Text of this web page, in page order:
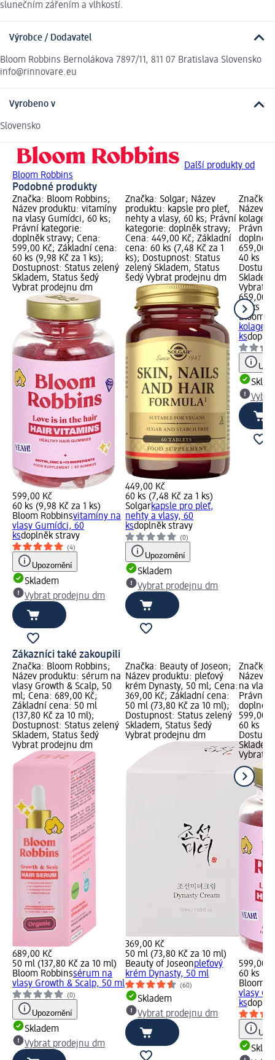
slunečním zářením a vlhkostí.
Výrobce / Dodavatel
Bloom Robbins Bernolákova 7897/11, 811 07 Bratislava Slovensko
info@rinnovare.eu
Vyrobeno v
Slovensko
Další produkty od
Bloom Robbins
Podobné produkty
Značka: Bloom Robbins;
Název produktu: vitamíny
na vlasy Gumídci, 60 ks;
Právní kategorie:
doplněk stravy; Cena:
599,00 Kč; Základní cena:
60 ks (9,98 Kč za 1 ks);
Dostupnost: Status zelený
Skladem, Status šedý
Vybrat prodejnu dm
599,00 Kč
60 ks (9,98 Kč za 1 ks)
Bloom Robbinsvitamíny na
vlasy Gumídci, 60
ksdoplněk stravy
(4)
Upozornění
Skladem
Vybrat prodejnu dm
Značka: Solgar; Název
produktu: kapsle pro pleť,
nehty a vlasy, 60 ks; Právní
kategorie: doplněk stravy;
Cena: 449,00 Kč; Základní
cena: 60 ks (7,48 Kč za 1
ks); Dostupnost: Status
zelený Skladem, Status
šedý Vybrat prodejnu dm
449,00 Kč
60 ks (7,48 Kč za 1 ks)
Solgarkapsle pro pleť,
nehty a vlasy, 60
ksdoplněk stravy
(0)
Upozornění
Skladem
Vybrat prodejnu dm
Značka:
Název
Právní
doplněk
659,00
40 ks
Vybrat
659,00
40 ks
Bloom
ks
Zákazníci také zakoupili
Značka: Bloom Robbins;
Název produktu: sérum na
vlasy Growth & Scalp, 50
ml; Cena: 689,00 Kč;
Základní cena: 50 ml
(137,80 Kč za 10 ml);
Dostupnost: Status zelený
Skladem, Status šedý
Vybrat prodejnu dm
689,00 Kč
50 ml (137,80 Kč za 10 ml)
Bloom Robbinssérum na
vlasy Growth & Scalp, 50 ml
(0)
Upozornění
Skladem
Vybrat prodejnu dm
Značka: Beauty of Joseon;
Název produktu: pleťový
krém Dynasty, 50 ml; Cena:
369,00 Kč; Základní cena:
50 ml (73,80 Kč za 10 ml);
Dostupnost: Status zelený
Skladem, Status šedý
Vybrat prodejnu dm
369,00 Kč
50 ml (73,80 Kč za 10 ml)
Beauty of Joseonpleťový
krém Dynasty, 50 ml
(60)
Skladem
Vybrat prodejnu dm
Značka:
Název
na vlasy
Právní
doplněk
599,00
60 ks
Vybrat
599,00
60 ks
Bloom
vlasy
ks